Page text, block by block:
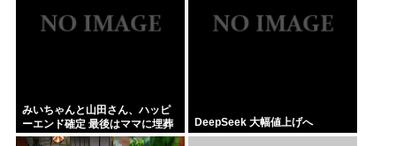
みいちゃんと山田さん、ハッピ
ーエンド確定 最後はママに埋葬
される
DeepSeek 大幅値上げへ